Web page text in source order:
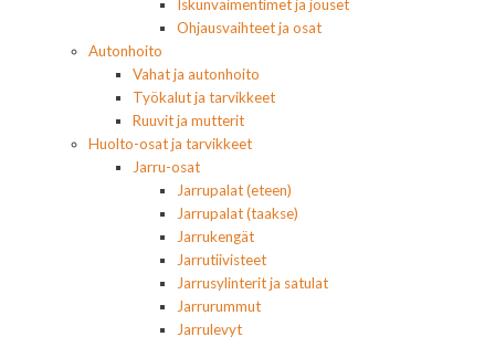
Iskunvaimentimet ja jouset
Ohjausvaihteet ja osat
Autonhoito
Vahat ja autonhoito
Työkalut ja tarvikkeet
Ruuvit ja mutterit
Huolto-osat ja tarvikkeet
Jarru-osat
Jarrupalat (eteen)
Jarrupalat (taakse)
Jarrukengät
Jarrutiivisteet
Jarrusylinterit ja satulat
Jarrurummut
Jarrulevyt